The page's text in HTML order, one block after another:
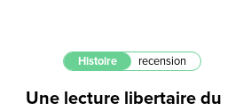
Histoire recension
Une lecture libertaire du